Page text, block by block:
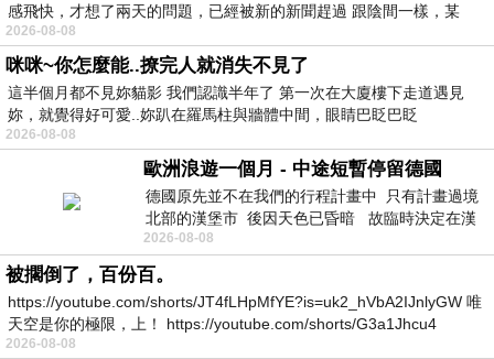
感飛快，才想了兩天的問題，已經被新的新聞趕過 跟陰間一樣，某
2026-08-08
咪咪~你怎麼能..撩完人就消失不見了
這半個月都不見妳貓影 我們認識半年了 第一次在大廈樓下走道遇見
妳，就覺得好可愛..妳趴在羅馬柱與牆體中間，眼睛巴眨巴眨
2026-08-08
歐洲浪遊一個月 - 中途短暫停留德國
德國原先並不在我們的行程計畫中 只有計畫過境
北部的漢堡市 後因天色已昏暗 故臨時決定在漢
堡市吃晚餐和過夜
2026-08-08
被擱倒了，百份百。
https://youtube.com/shorts/JT4fLHpMfYE?is=uk2_hVbA2IJnlyGW 唯
天空是你的極限，上！ https://youtube.com/shorts/G3a1Jhcu4
2026-08-08